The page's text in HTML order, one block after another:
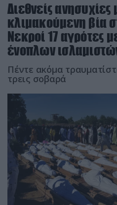
Διεθνείς ανησυχίες
κλιμακούμενη βία
Νεκροί 17 αγρότες
ένοπλων
Πέντε ακόμα
τρεις σοβαρά